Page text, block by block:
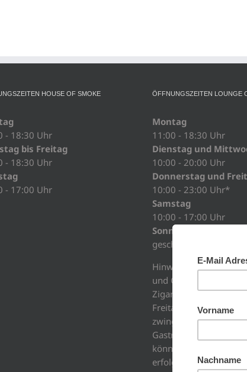
HOUSE OF SMOKE
- 18:30 Uhr
bis Freitag
- 18:30 Uhr
- 17:00 Uhr
ÖFFNUNGSZEITEN LOUNGE
Montag
11:00 - 18:30 Uhr
Dienstag und
10:00 - 20:00 Uhr
Donnerstag und
10:00 - 23:00 Uhr*
Samstag
10:00 - 17:00 Uhr
Sonntag
geschlossen
Hinweis: Wir bitten
und Gäste für den
Zigarren Lounge am
Freitag, sich bis um
zwingend
Gastronomiebetrieb
können. Wenn keine
erfolgen wird die